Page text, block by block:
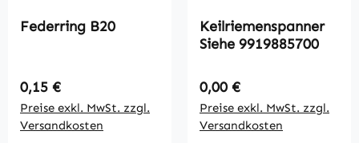
Federring B20
Regulärer Preis:
0,15 €
Preise exkl. MwSt. zzgl.
Versandkosten
Keilriemenspanner
Siehe 9919885700
Regulärer Preis:
0,00 €
Preise exkl. MwSt. zzgl.
Versandkosten